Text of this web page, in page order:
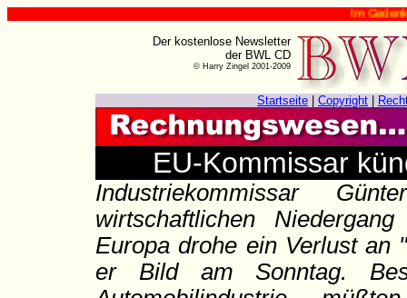
Im Gedenken
Der kostenlose Newsletter
der BWL CD
© Harry Zingel 2001-2009
Startseite Copyright
EU-Kommissar
Industriekommissar
wirtschaftlichen
Europa drohe ein Verlust an
er Bild am Sonntag.